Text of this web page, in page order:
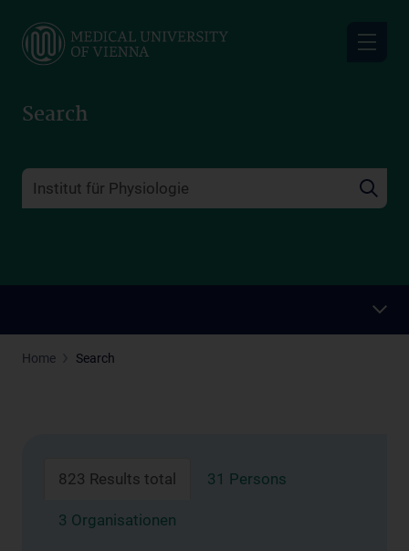
main
Search
Home Search
823 Results total 31 Persons
3 Organisationen